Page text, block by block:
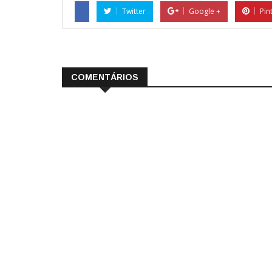
Twitter Google +
COMENTÁRIOS